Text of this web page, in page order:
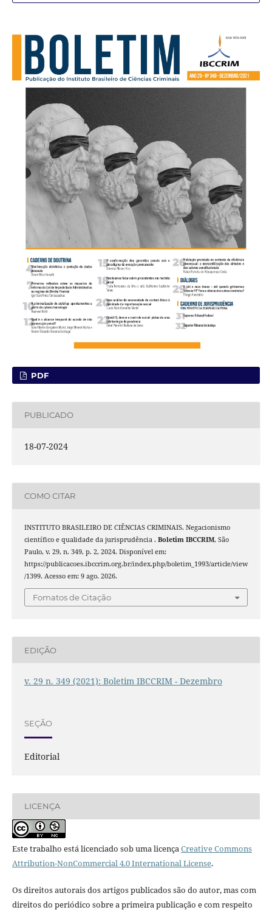
PDF
PUBLICADO
18-07-2024
COMO CITAR
INSTITUTO BRASILEIRO DE CIÊNCIAS CRIMINAIS. Negacionismo
científico e qualidade da jurisprudência . Boletim IBCCRIM, São
Paulo, v. 29, n. 349, p. 2, 2024. Disponível em:
https://publicacoes.ibccrim.org.br/index.php/boletim_1993/article/view
/1399. Acesso em: 9 ago. 2026.
Fomatos de Citação
EDIÇÃO
v. 29 n. 349 (2021): Boletim IBCCRIM - Dezembro
SEÇÃO
Editorial
LICENÇA
Este trabalho está licenciado sob uma licençaCreative Commons
Attribution-NonCommercial 4.0 International License.
Os direitos autorais dos artigos publicados são do autor, mas com
direitos do periódico sobre a primeira publicação e com respeito